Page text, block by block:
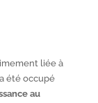
liée à
été occupé
au